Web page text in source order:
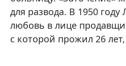
для развода. В 1950
любовь в лице
с которой прожил 26